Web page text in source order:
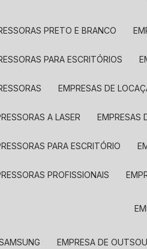
PRETO E BRANCO
PARA ESCRITÓRIOS
EMPRESAS DE
A LASER
PARA ESCRITÓRIO
PROFISSIONAIS
EMPRESA DE